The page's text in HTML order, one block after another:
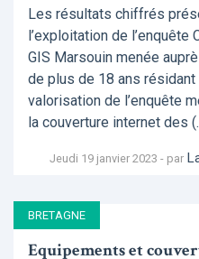
Les résultats chiffrés
l’exploitation de
GIS Marsouin menée
de plus de 18 ans
valorisation de l’enquête
la couverture internet des
Jeudi 19 janvier 2023 - par
BRETAGNE
Equipements et